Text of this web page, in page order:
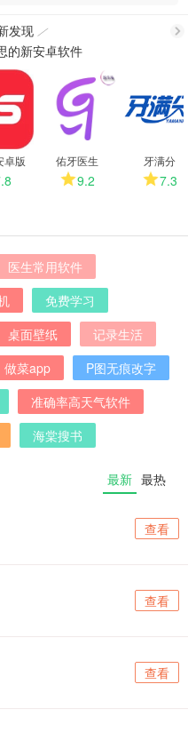
发现
多
的新安卓软件
卓版 佑牙医生
9.2
牙满分
7.3
医生常用软件
免费学习
桌面壁纸
记录生活
做菜app
P图无痕改字
准确率高天气软件
海棠搜书
最新 最热
查看
查看
查看